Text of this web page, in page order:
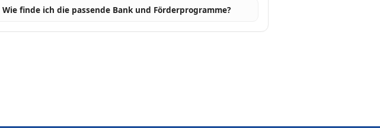
Wie finde ich die passende Bank und Förderprogramme?